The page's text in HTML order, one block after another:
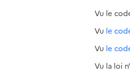
Vu le
Vu le
Vu le
Vu la loi